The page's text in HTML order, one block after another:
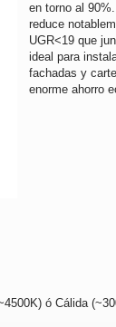
en torno al
reduce
UGR<19 que
ideal para
fachadas y
enorme ahorro
ó Cálida